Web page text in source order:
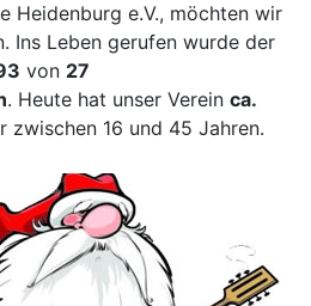
Heidenburg e.V., möchten wir
Ins Leben gerufen wurde der
von 27
. Heute hat unser Verein ca.
zwischen 16 und 45 Jahren.